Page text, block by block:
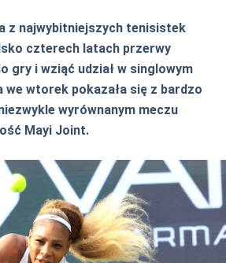
z najwybitniejszych tenisistek
czterech latach przerwy
gry i wziąć udział w singlowym
we wtorek pokazała się z bardzo
wyrównanym meczu
Mayi Joint.